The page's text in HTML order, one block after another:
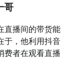
哥
直播间的带货能
于，他利用抖音
费者在观看直播